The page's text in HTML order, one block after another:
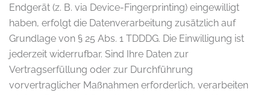
Endgerät (z. B. via Device-Fingerprinting) eingewilligt
haben, erfolgt die Datenverarbeitung zusätzlich auf
Grundlage von § 25 Abs. 1 TDDDG. Die Einwilligung ist
jederzeit widerrufbar. Sind Ihre Daten zur
Vertragserfüllung oder zur Durchführung
vorvertraglicher Maßnahmen erforderlich, verarbeiten